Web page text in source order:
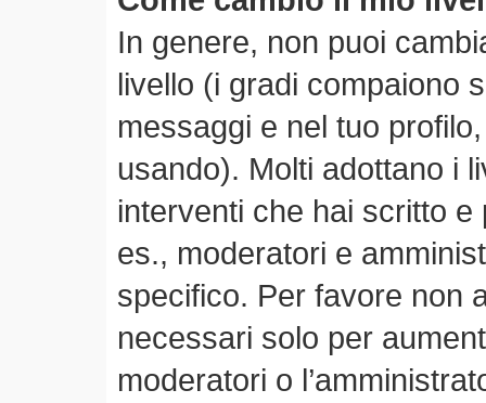
In genere, non puoi
livello (i gradi compaiono
messaggi e nel tuo
usando). Molti adottano i
interventi che hai scritto
es., moderatori e
specifico. Per favore non
necessari solo per
moderatori o